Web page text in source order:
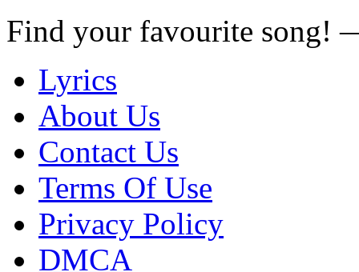
Find your favourite song!
Lyrics
About Us
Contact Us
Terms Of Use
Privacy Policy
DMCA